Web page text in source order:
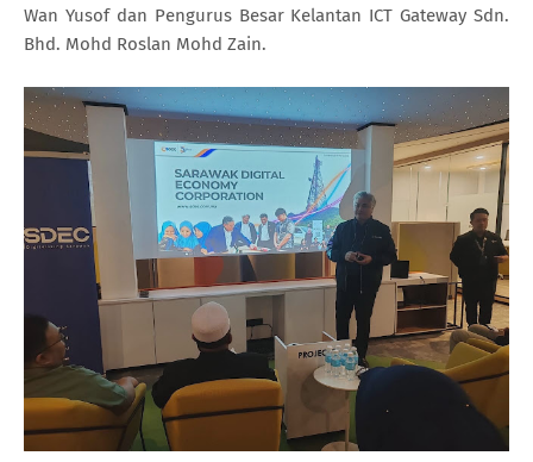
Wan Yusof dan Pengurus Besar Kelantan ICT Gateway Sdn.
Bhd. Mohd Roslan Mohd Zain.